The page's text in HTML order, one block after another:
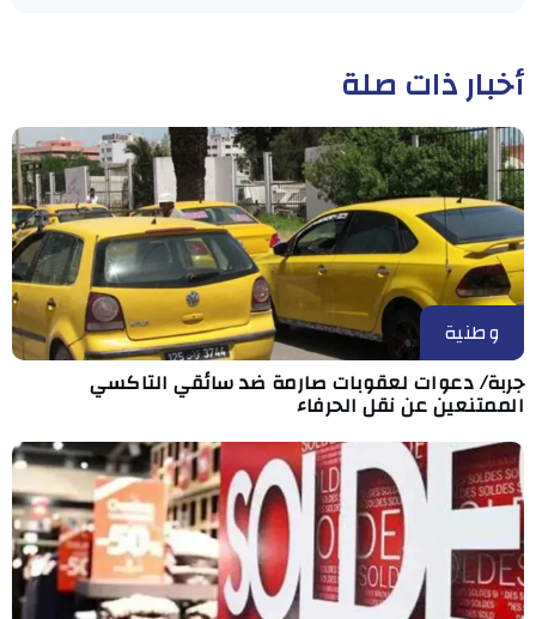
أخبار ذات صلة
وطنية
جربة/ دعوات لعقوبات صارمة ضد سائقي التاكسي
الممتنعين عن نقل الحرفاء